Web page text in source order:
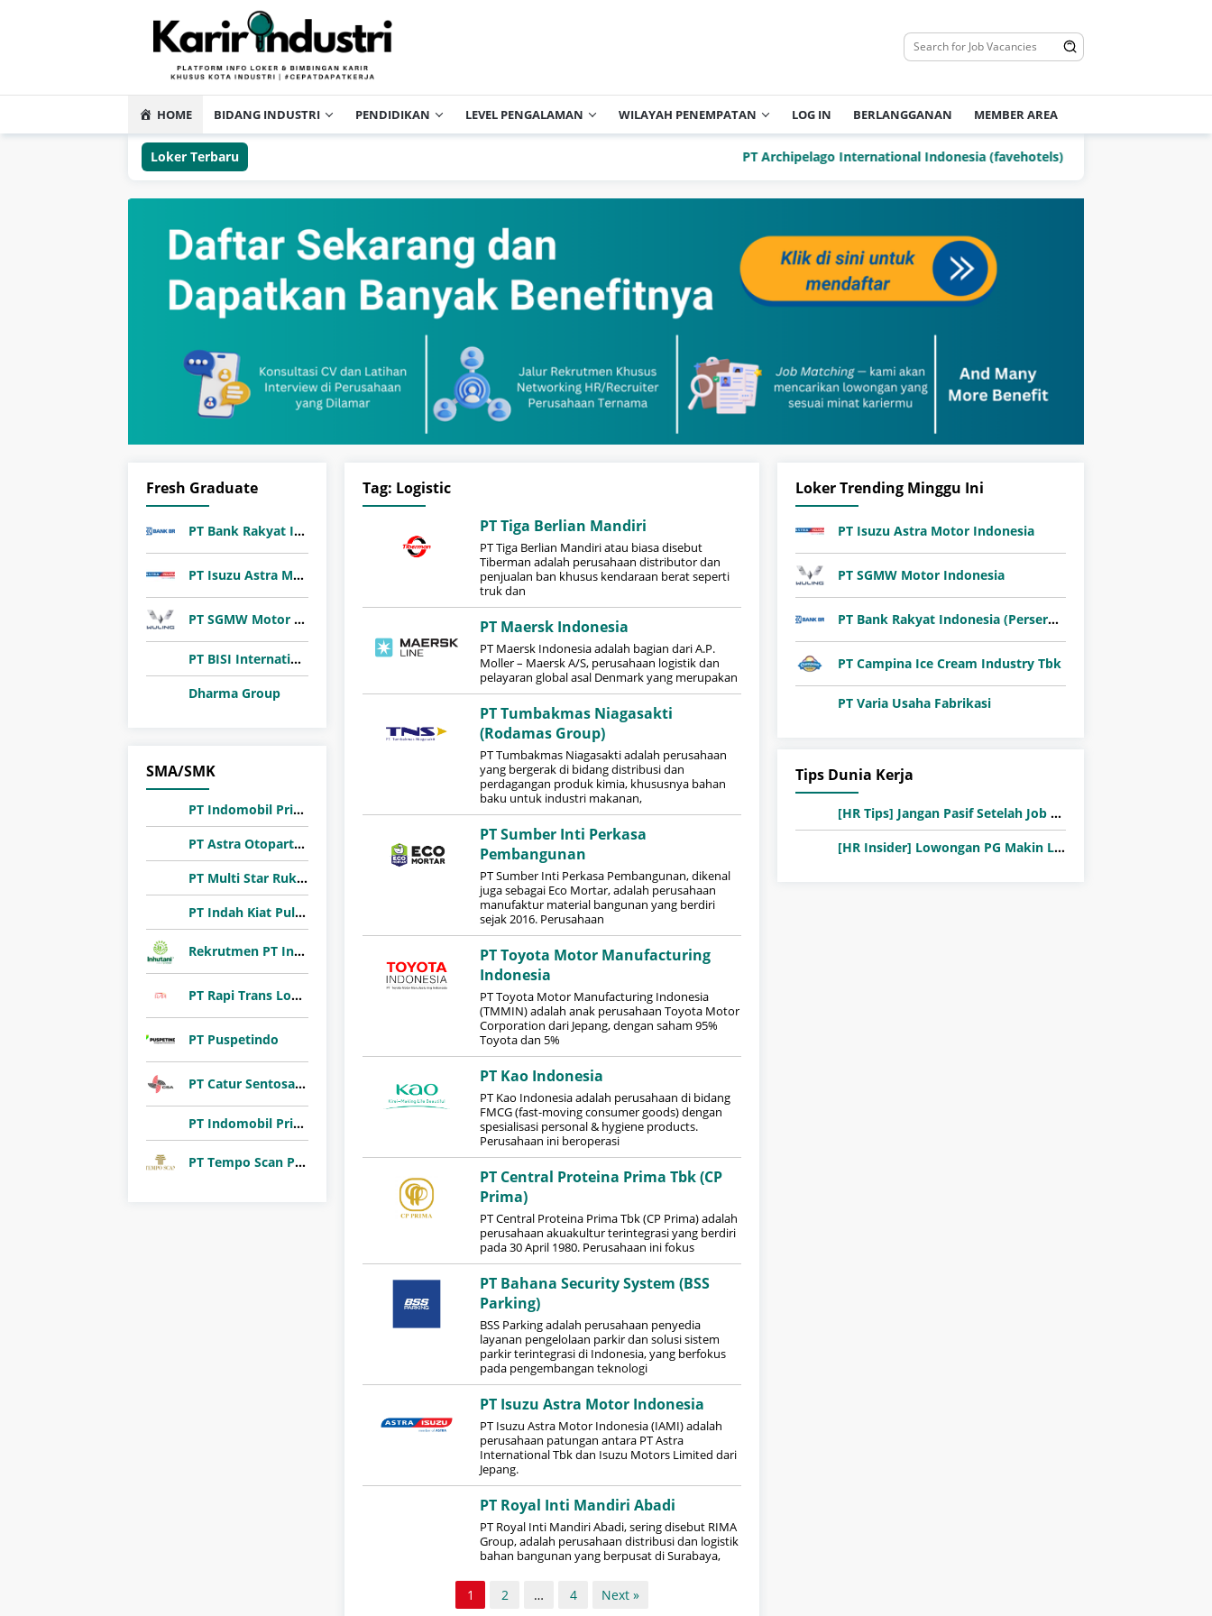
HOME BIDANG INDUSTRI PENDIDIKAN LEVEL PENGALAMAN WILAYAH PENEMPATAN LOG IN BERLANGGANAN MEMBER AREA
Loker Terbaru PT Archipelago International Indonesia (favehotels)
Fresh Graduate
PT Bank Rakyat Indonesia (Persero) Tbk
PT Isuzu Astra Motor Indonesia
PT SGMW Motor Indonesia
​PT BISI International Tbk
Dharma Group
SMA/SMK
PT Indomobil Prima Niaga (Indomobil Group)
PT Astra Otoparts Tbk
PT Multi Star Rukun Abadi (Sharon Bakery)
PT Indah Kiat Pulp & Paper Tbk
Rekrutmen PT Inhutani I 2026
PT Rapi Trans Logistik
PT Puspetindo
PT Catur Sentosa Adiprana Tbk
PT Indomobil Prima Niaga (Indomobil Group)
PT Tempo Scan Pacific Tbk
Tag: Logistic
PT Tiga Berlian Mandiri
PT Tiga Berlian Mandiri atau biasa disebut
Tiberman adalah perusahaan distributor dan
penjualan ban khusus kendaraan berat seperti
truk dan
PT Maersk Indonesia
PT Maersk Indonesia adalah bagian dari A.P.
Moller – Maersk A/S, perusahaan logistik dan
pelayaran global asal Denmark yang merupakan
PT Tumbakmas Niagasakti
(Rodamas Group)
PT Tumbakmas Niagasakti adalah perusahaan
yang bergerak di bidang distribusi dan
perdagangan produk kimia, khususnya bahan
baku untuk industri makanan,
PT Sumber Inti Perkasa
Pembangunan
PT Sumber Inti Perkasa Pembangunan, dikenal
juga sebagai Eco Mortar, adalah perusahaan
manufaktur material bangunan yang berdiri
sejak 2016. Perusahaan
PT Toyota Motor Manufacturing
Indonesia
PT Toyota Motor Manufacturing Indonesia
(TMMIN) adalah anak perusahaan Toyota Motor
Corporation dari Jepang, dengan saham 95%
Toyota dan 5%
PT Kao Indonesia
PT Kao Indonesia adalah perusahaan di bidang
FMCG (fast-moving consumer goods) dengan
spesialisasi personal & hygiene products.
Perusahaan ini beroperasi
PT Central Proteina Prima Tbk (CP
Prima)
PT Central Proteina Prima Tbk (CP Prima) adalah
perusahaan akuakultur terintegrasi yang berdiri
pada 30 April 1980. Perusahaan ini fokus
PT Bahana Security System (BSS
Parking)
BSS Parking adalah perusahaan penyedia
layanan pengelolaan parkir dan solusi sistem
parkir terintegrasi di Indonesia, yang berfokus
pada pengembangan teknologi
PT Isuzu Astra Motor Indonesia
​PT Isuzu Astra Motor Indonesia (IAMI) adalah
perusahaan patungan antara PT Astra
International Tbk dan Isuzu Motors Limited dari
Jepang.
PT Royal Inti Mandiri Abadi
PT Royal Inti Mandiri Abadi, sering disebut RIMA
Group, adalah perusahaan distribusi dan logistik
bahan bangunan yang berpusat di Surabaya,
1 2 … 4 Next »
Loker Trending Minggu Ini
PT Isuzu Astra Motor Indonesia
PT SGMW Motor Indonesia
PT Bank Rakyat Indonesia (Persero) Tbk
PT Campina Ice Cream Industry Tbk
PT Varia Usaha Fabrikasi
Tips Dunia Kerja
[HR Tips] Jangan Pasif Setelah Job Fair! Ini Pentingnya Follow-Up Setelah Job Fair
[HR Insider] Lowongan PG Makin Langka: Murni Seleksi atau Jalur Orang Dalam?